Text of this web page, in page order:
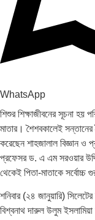
WhatsApp
শিশুর শিক্ষাজীবনের সূচনা হয়
মাতার। শৈশবকালেই
করেছেন শাহজালাল বিজ্ঞান ও
প্রফেসর ড. এ এম সরওয়ার
থেকেই পিতা-মাতাকে সর্বোচ্চ
শনিবার (২৪ জানুয়ারি)
বিশ্বনাথ দারুল উলুম ইসলামিয়া